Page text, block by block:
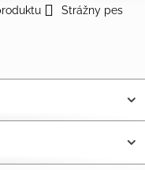
Strážny pes